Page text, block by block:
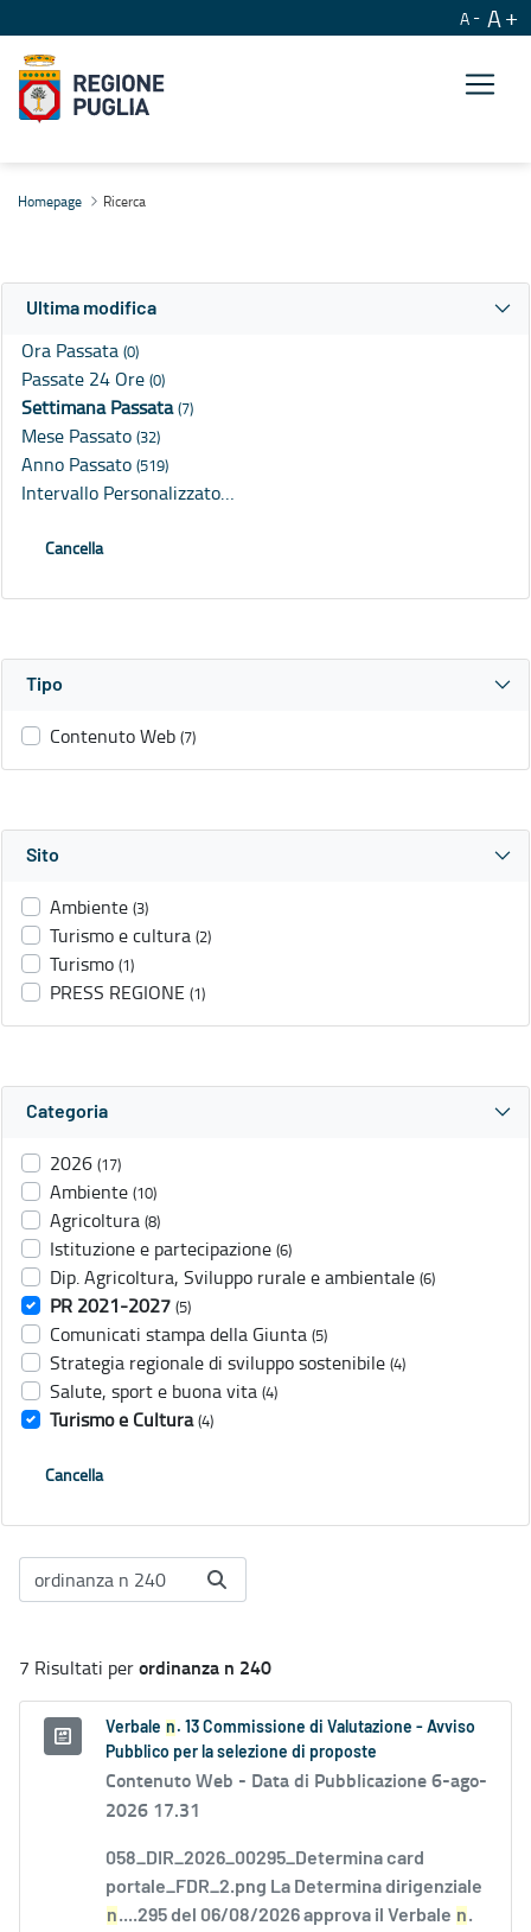
A A
Homepage Ricerca
Ultima modifica
Ora Passata (0)
Passate 24 Ore (0)
Settimana Passata(7)
Mese Passato (32)
Anno Passato (519)
Intervallo Personalizzato…
Cancella
Tipo
Contenuto Web (7)
Sito
Ambiente (3)
Turismo e cultura (2)
Turismo (1)
PRESS REGIONE (1)
Categoria
2026 (17)
Ambiente (10)
Agricoltura (8)
Istituzione e partecipazione (6)
Dip. Agricoltura, Sviluppo rurale e ambientale (6)
PR 2021-2027 (5)
Comunicati stampa della Giunta (5)
Strategia regionale di sviluppo sostenibile (4)
Salute, sport e buona vita (4)
Turismo e Cultura (4)
Cancella
7 Risultati perordinanza n 240
Verbale n . 13 Commissione di Valutazione - Avviso
Pubblico per la selezione di proposte
Contenuto Web - Data di Pubblicazione 6-ago-
2026 17.31
058_DIR_2026_00295_Determina card
portale_FDR_2.png La Determina dirigenziale
n....295 del 06/08/2026 approva il Verbale n.